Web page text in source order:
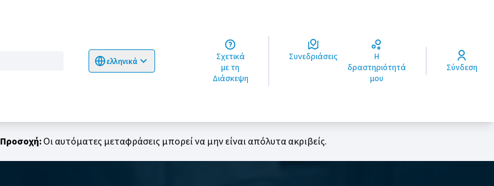
ελληνικά
Choose language
Σχετικά
με τη
Διάσκεψη
Συνεδριάσεις
Η
δραστηριότητά
μου
Σύνδεση
Προσοχή:Οι αυτόματες μεταφράσεις μπορεί να μην είναι απόλυτα ακριβείς.